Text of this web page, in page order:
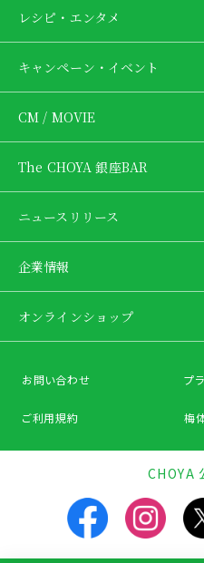
レシピ・エンタメ
キャンペーン・イベント
CM / MOVIE
The CHOYA 銀座BAR
ニュースリリース
企業情報
オンラインショップ
お問い合わせ プ
ご利用規約 梅
CHOYA